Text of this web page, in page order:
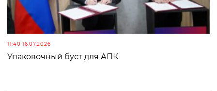
11:40 16.07.2026
Упаковочный буст для АПК